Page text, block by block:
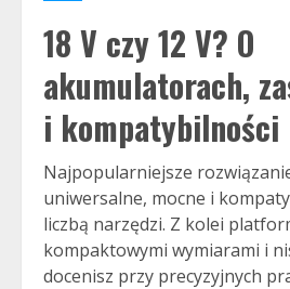
18 V czy 12 V? O
akumulatorach,
i kompatybilności
Najpopularniejsze
uniwersalne, mocne i
liczbą narzędzi. Z kolei
kompaktowymi wymiarami i
docenisz przy precyzyjnych